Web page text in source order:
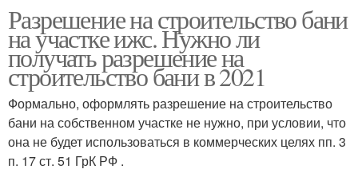
Разрешение на строительство бани
на участке ижс. Нужно ли
получать разрешение на
строительство бани в 2021
Формально, оформлять разрешение на строительство
бани на собственном участке не нужно, при условии, что
она не будет использоваться в коммерческих целях пп. 3
п. 17 ст. 51 ГрК РФ .